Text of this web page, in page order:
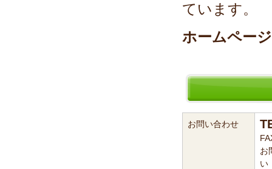
ています。
ホームページ
お問い合わせ
お
い